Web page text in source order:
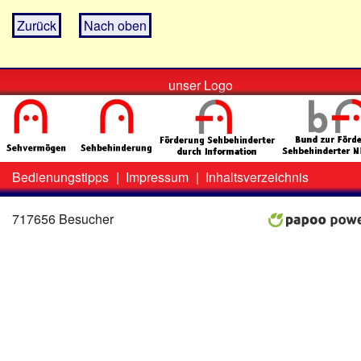
Zurück Nach oben
unser Logo
Zweit-
Menü
Bedienungstipps | Impressum | Inhaltsverzeichnis
717656 Besucher